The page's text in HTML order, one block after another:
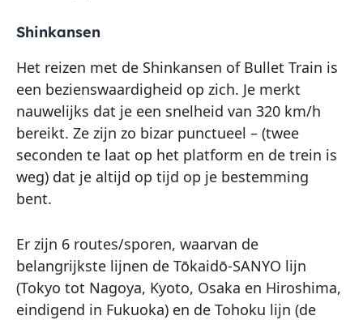
Shinkansen
Het reizen met de Shinkansen of Bullet Train is
een bezienswaardigheid op zich. Je merkt
nauwelijks dat je een snelheid van 320 km/h
bereikt. Ze zijn zo bizar punctueel – (twee
seconden te laat op het platform en de trein is
weg) dat je altijd op tijd op je bestemming
bent.
Er zijn 6 routes/sporen, waarvan de
belangrijkste lijnen de Tōkaidō-SANYO lijn
(Tokyo tot Nagoya, Kyoto, Osaka en Hiroshima,
eindigend in Fukuoka) en de Tohoku lijn (de